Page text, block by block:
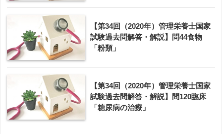
【第34回（2020年）管理栄養士国家
試験過去問解答・解説】問44食物
「粉類」
【第34回（2020年）管理栄養士国家
試験過去問解答・解説】問120臨床
「糖尿病の治療」